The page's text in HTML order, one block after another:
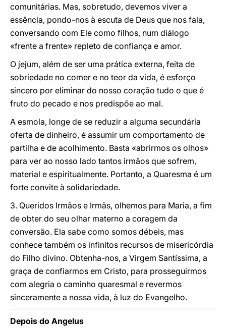
comunitárias. Mas, sobretudo, devemos viver a
essência, pondo-nos à escuta de Deus que nos fala,
conversando com Ele como filhos, num diálogo
«frente a frente» repleto de confiança e amor.
O jejum, além de ser uma prática externa, feita de
sobriedade no comer e no teor da vida, é esforço
sincero por eliminar do nosso coração tudo o que é
fruto do pecado e nos predispõe ao mal.
A esmola, longe de se reduzir a alguma secundária
oferta de dinheiro, é assumir um comportamento de
partilha e de acolhimento. Basta «abrirmos os olhos»
para ver ao nosso lado tantos irmãos que sofrem,
material e espiritualmente. Portanto, a Quaresma é um
forte convite à solidariedade.
3. Queridos Irmãos e Irmãs, olhemos para Maria, a fim
de obter do seu olhar materno a coragem da
conversão. Ela sabe como somos débeis, mas
conhece também os infinitos recursos de misericórdia
do Filho divino. Obtenha-nos, a Virgem Santíssima, a
graça de confiarmos em Cristo, para prosseguirmos
com alegria o caminho quaresmal e revermos
sinceramente a nossa vida, à luz do Evangelho.
Depois do Angelus